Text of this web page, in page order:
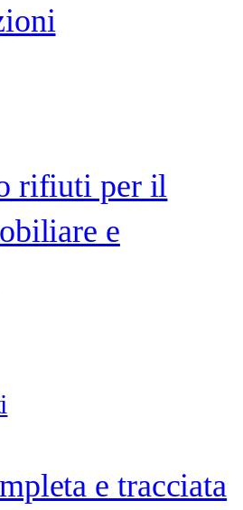
rifiuti per il
e
e tracciata